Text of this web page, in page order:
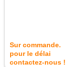
Sur commande.
pour le délai
contactez-nous !